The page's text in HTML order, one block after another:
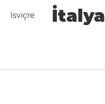
İsviçre İtalya